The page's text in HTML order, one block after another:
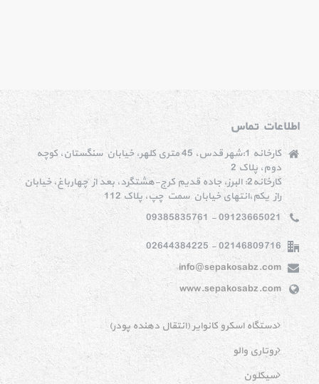
اطلاعات تماس
کارخانه 1:شهر قدس، 45 متری کلهر، خیابان سنگستان، کوچه
دوم، پلاک 2
کارخانه2: البرز، جاده قدیم کرج-هشتگرد، بعد از چهارباغ، خیابان
راز یکم،انتهای خیابان سمت چپ، پلاک 112
09123665021 - 09385835761
02146809716 - 02644384225
info@sepakosabz.com
www.sepakosabz.com
دستگاه اسکرو کانوایر (انتقال دهنده پودر)
روتاری والو
سیکلون